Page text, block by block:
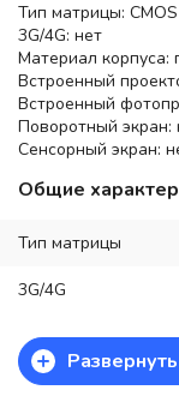
Тип матрицы: CMOS
3G/4G: нет
Материал корпуса:
Встроенный
Встроенный
Поворотный экран:
Сенсорный экран:
Общие
Тип матрицы
3G/4G
+